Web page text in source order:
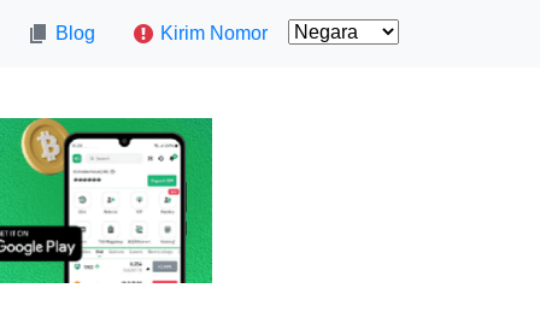
Blog Kirim Nomor